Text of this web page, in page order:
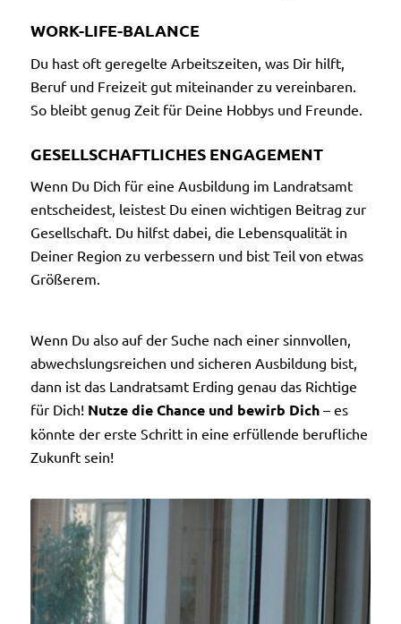
WORK-LIFE-BALANCE
Du hast oft geregelte Arbeitszeiten, was Dir hilft,
Beruf und Freizeit gut miteinander zu vereinbaren.
So bleibt genug Zeit für Deine Hobbys und Freunde.
GESELLSCHAFTLICHES ENGAGEMENT
Wenn Du Dich für eine Ausbildung im Landratsamt
entscheidest, leistest Du einen wichtigen Beitrag zur
Gesellschaft. Du hilfst dabei, die Lebensqualität in
Deiner Region zu verbessern und bist Teil von etwas
Größerem.
Wenn Du also auf der Suche nach einer sinnvollen,
abwechslungsreichen und sicheren Ausbildung bist,
dann ist das Landratsamt Erding genau das Richtige
für Dich! Nutze die Chance und bewirb Dich– es
könnte der erste Schritt in eine erfüllende berufliche
Zukunft sein!